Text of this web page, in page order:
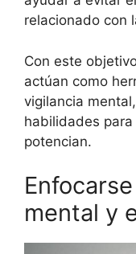
relacionado con
Con este
actúan como
vigilancia
habilidades
potencian.
mental y